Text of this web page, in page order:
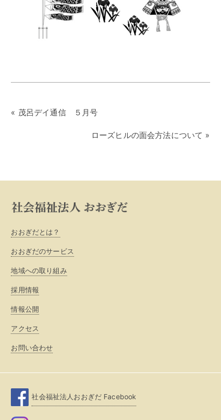
« 茂呂デイ通信 ５月号
ローズヒルの面会方法について »
おおぎだとは？
おおぎだのサービス
地域への取り組み
採用情報
情報公開
アクセス
お問い合わせ
社会福祉法人おおぎだ Facebook